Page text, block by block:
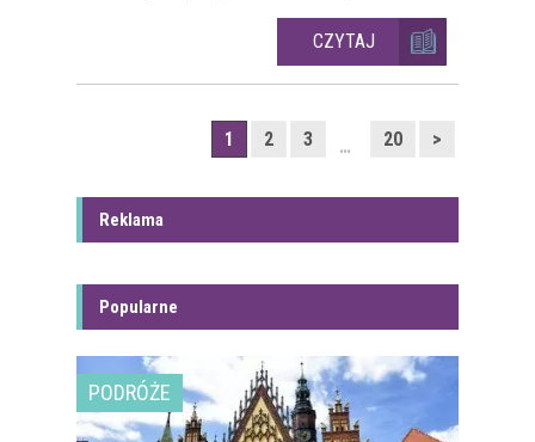
CZYTAJ
1 2 3 … 20 >
Reklama
Popularne
PODRÓŻE